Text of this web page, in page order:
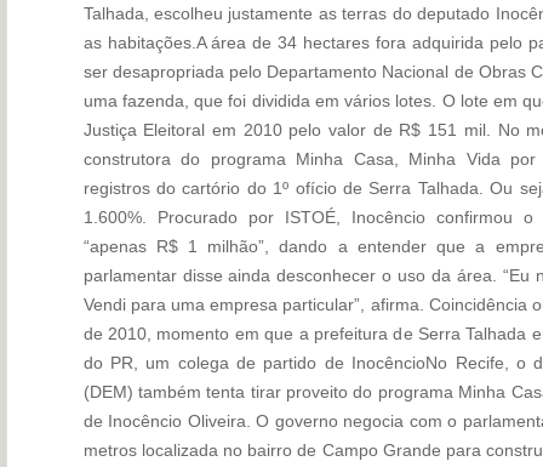
Talhada, escolheu justamente as terras do deputado
as habitações.A área de 34 hectares fora adquirida pelo
ser desapropriada pelo Departamento Nacional de Obras
uma fazenda, que foi dividida em vários lotes. O lote em
Justiça Eleitoral em 2010 pelo valor de R$ 151 mil. No
construtora do programa Minha Casa, Minha Vida
registros do cartório do 1º ofício de Serra Talhada. Ou
1.600%. Procurado por ISTOÉ, Inocêncio confirmou
“apenas R$ 1 milhão”, dando a entender que a
parlamentar disse ainda desconhecer o uso da área.
Vendi para uma empresa particular”, afirma. Coincidência
de 2010, momento em que a prefeitura de Serra Talhada
do PR, um colega de partido de InocêncioNo Recife, o
(DEM) também tenta tirar proveito do programa Minha
de Inocêncio Oliveira. O governo negocia com o
metros localizada no bairro de Campo Grande para